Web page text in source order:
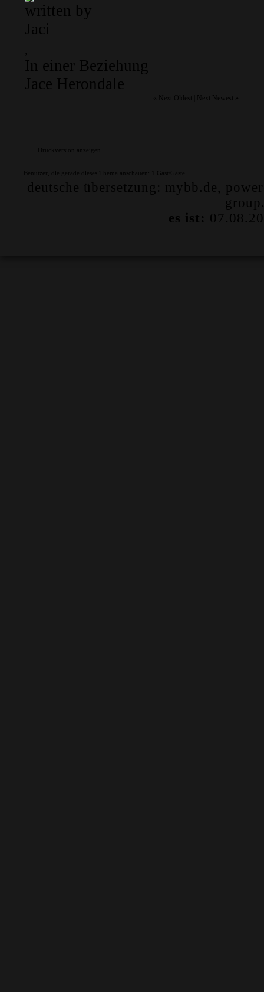
written by
Jaci
In einer Beziehung
Jace Herondale
Next Oldest Next Newest
Druckversion anzeigen
Benutzer, die gerade dieses Thema anschauen: 1 Gast/Gäste
deutsche übersetzung: mybb.de,
group
es ist: